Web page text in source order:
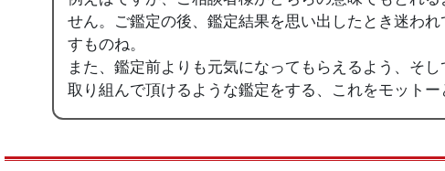
せん。ご鑑定の後、鑑定結果を思い出したとき迷わ
すものね。
また、鑑定前よりも元気になってもらえるよう、そ
取り組んで頂けるような鑑定をする、これをモットー